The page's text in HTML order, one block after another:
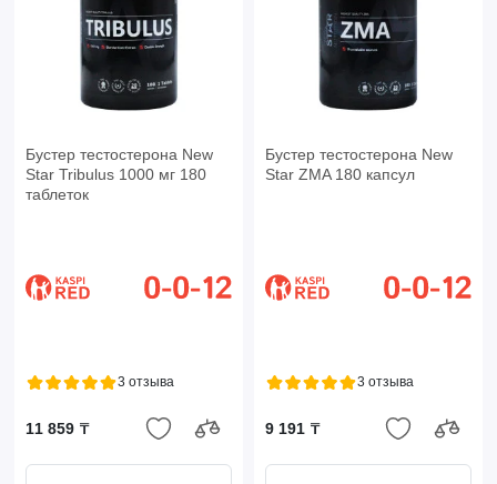
Бустер тестостерона New
Star Tribulus 1000 мг 180
таблеток
3 отзыва
11 859 ₸
Бустер тестостерона New
Star ZMA 180 капсул
3 отзыва
9 191 ₸